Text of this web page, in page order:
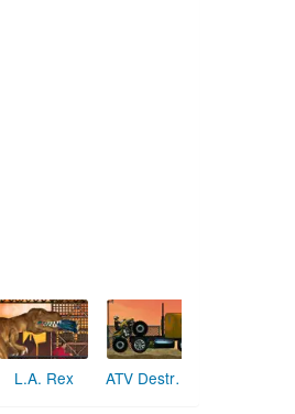
Siege Hero : Viking Vengeance Diggy